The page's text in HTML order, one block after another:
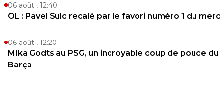
06 août , 12:40
OL : Pavel Sulc recalé par le favori numéro 1 du
06 août , 12:20
MIka Godts au PSG, un incroyable coup de pouce du
Barça